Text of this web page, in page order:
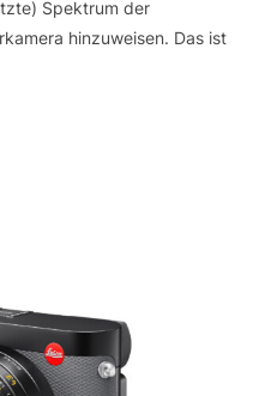
Spektrum der
hinzuweisen. Das ist